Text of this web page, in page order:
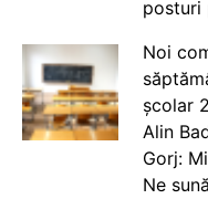
posturi
Noi
școlar
Alin
Gorj:
Ne